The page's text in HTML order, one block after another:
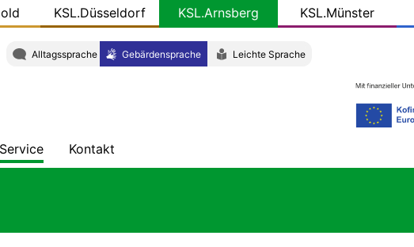
KSL.Düsseldorf KSL.Arnsberg KSL.Münster
Alltagssprache Gebärdensprache Leichte Sprache
Service
Konkret
Kontakt